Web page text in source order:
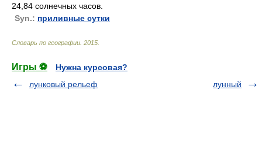
24,84 солнечных часов.
Syn.: приливные сутки
Словарь по географии 2015
Игры ⚽
Нужна курсовая?
лунковый рельеф
лунный